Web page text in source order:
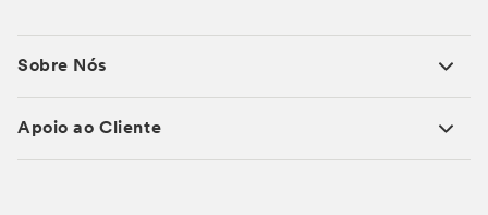
Sobre Nós
Apoio ao Cliente